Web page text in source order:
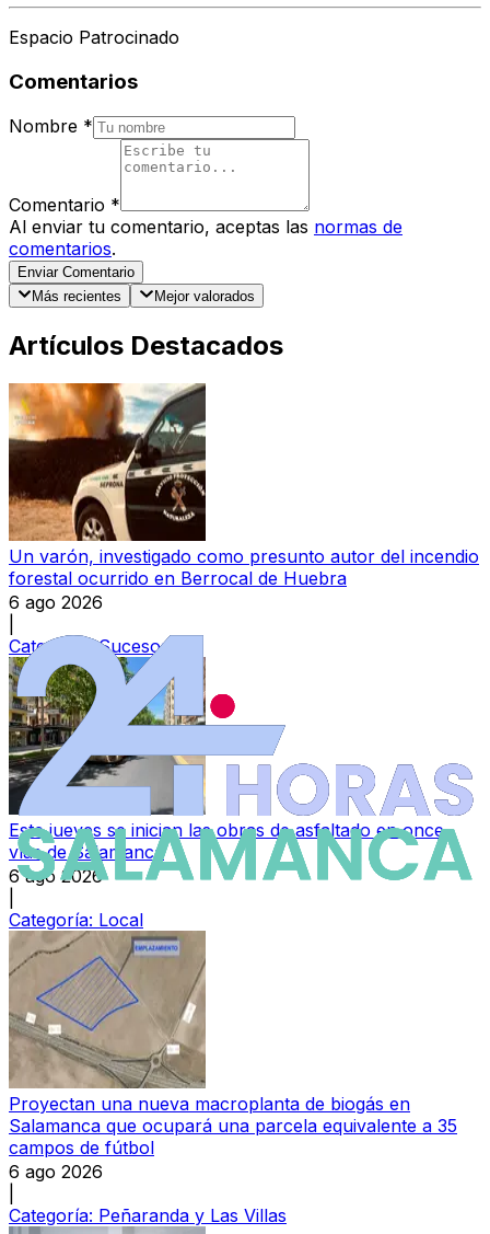
Espacio Patrocinado
Comentarios
Nombre *
Comentario *
Al enviar tu comentario, aceptas las normas de
comentarios.
Enviar Comentario
Más recientes
Mejor valorados
Artículos Destacados
Un varón, investigado como presunto autor del incendio
forestal ocurrido en Berrocal de Huebra
6 ago 2026
Categoría:Sucesos
Este jueves se inician las obras de asfaltado en once
vías de Salamanca
6 ago 2026
Categoría: Local
Proyectan una nueva macroplanta de biogás en
Salamanca que ocupará una parcela equivalente a 35
campos de fútbol
6 ago 2026
Categoría: Peñaranda y Las Villas